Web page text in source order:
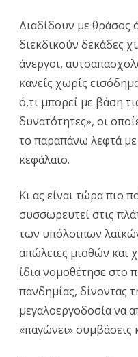
Διαδίδουν με θράσος
διεκδικούν δεκάδες
άνεργοι,
κανείς χωρίς
ό,τι μπορεί με βάση
δυνατότητες», οι
το παραπάνω λεφτά
κεφάλαιο.
Κι ας είναι τώρα πιο
συσσωρευτεί στις
των υπόλοιπων
απώλειες μισθών και
ίδια νομοθέτησε στο
πανδημίας, δίνοντας
μεγαλοεργοδοσία να
«παγώνει» συμβάσεις